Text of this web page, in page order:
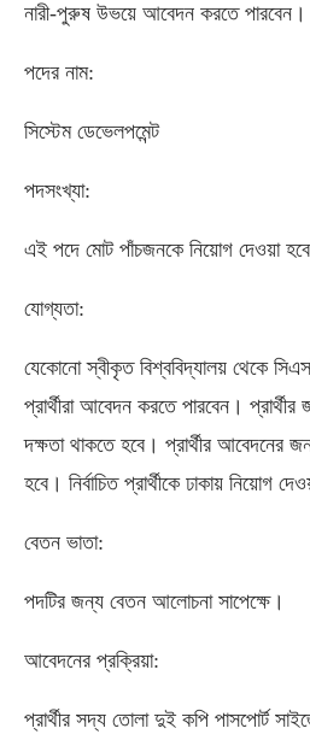
নারী-পুরুষ উভয়ে আবেদন করতে পারবেন।
পদের নাম:
সিস্টেম ডেভেলপমেন্ট
পদসংখ্যা:
এই পদে মোট পাঁচজনকে নিয়োগ দেওয়া
যোগ্যতা:
যেকোনো স্বীকৃত বিশ্ববিদ্যালয় থেকে
প্রার্থীরা আবেদন করতে পারবেন।
দক্ষতা থাকতে হবে। প্রার্থীর
হবে। নির্বাচিত প্রার্থীকে ঢাকায় নিয়োগ
বেতন ভাতা:
পদটির জন্য বেতন আলোচনা সাপেক্ষে।
আবেদনের প্রক্রিয়া:
প্রার্থীর সদ্য তোলা দুই কপি পাসপোর্ট